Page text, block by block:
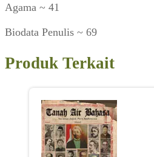
Agama ~ 41
Biodata Penulis ~ 69
Produk Terkait